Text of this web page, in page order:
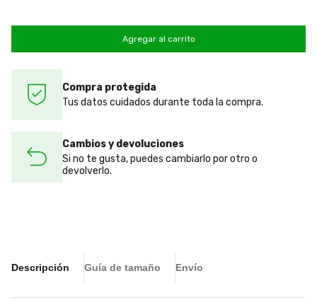
Compra protegida
Tus datos cuidados durante toda la compra.
Cambios y devoluciones
Si no te gusta, puedes cambiarlo por otro o
devolverlo.
Descripción Guía de tamaño Envío